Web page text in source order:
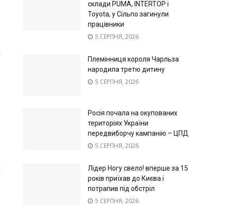
склади PUMA, INTERTOP і
Toyota, у Сільпо загинули
працівники
5 СЕРПНЯ, 2026
Племінниця короля Чарльза
народила третю дитину
5 СЕРПНЯ, 2026
Росія почала на окупованих
територіях України
передвиборчу кампанію – ЦПД
5 СЕРПНЯ, 2026
Лідер Ногу свело! вперше за 15
років приїхав до Києва і
потрапив під обстріл
5 СЕРПНЯ, 2026